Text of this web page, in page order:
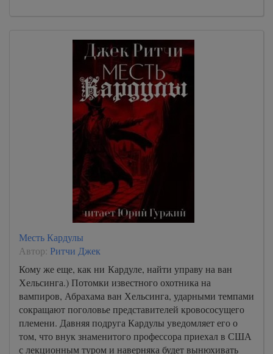
Месть Кардулы
Автор: Ритчи Джек
Кому же еще, как ни Кардуле, найти управу на ван
Хельсинга.) Потомки известного охотника на
вампиров, Абрахама ван Хельсинга, ударными темпами
сокращают поголовье представителей кровососущего
племени. Давняя подруга Кардулы уведомляет его о
том, что внук знаменитого профессора приехал в США
с лекционным туром и наверняка будет вынюхивать